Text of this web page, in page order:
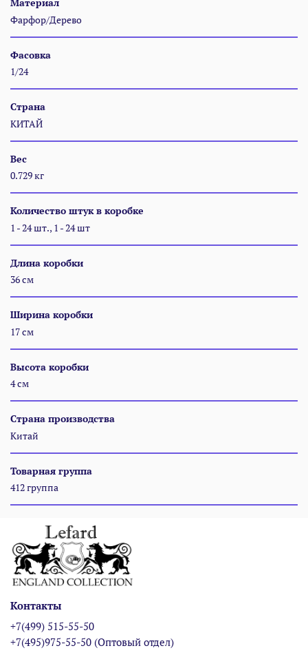
Фарфор/Дерево
Фасовка
1/24
Страна
КИТАЙ
Вес
0.729 кг
Количество штук в коробке
1 - 24 шт., 1 - 24 шт
Длина коробки
36 см
Ширина коробки
17 см
Высота коробки
4 см
Страна производства
Китай
Товарная группа
412 группа
Контакты
+7(499) 515-55-50
+7(495)975-55-50 (Оптовый отдел)